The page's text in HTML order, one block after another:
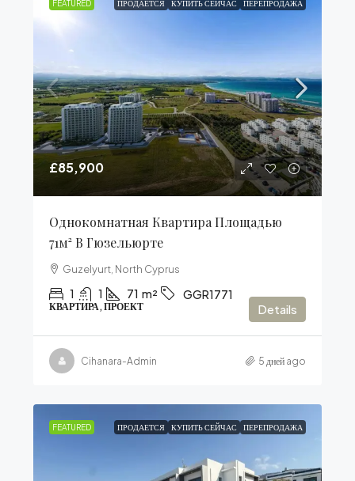
FEATURED ПРОДАЕТСЯ КУПИТЬ СЕЙЧАС ПЕРЕПРОДАЖА
£85,900
Однокомнатная Квартира Площадью
71м² В Гюзельюрте
Guzelyurt, North Cyprus
1 1 71 m² GGR1771
КВАРТИРА, ПРОЕКТ Details
Cihanara-Admin 5 дней ago
FEATURED ПРОДАЕТСЯ КУПИТЬ СЕЙЧАС ПЕРЕПРОДАЖА